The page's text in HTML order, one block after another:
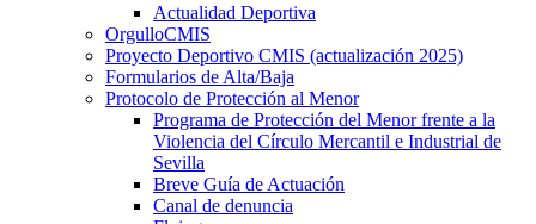
Actualidad Deportiva
OrgulloCMIS
Proyecto Deportivo CMIS (actualización 2025)
Formularios de Alta/Baja
Protocolo de Protección al Menor
Programa de Protección del Menor frente a la
Violencia del Círculo Mercantil e Industrial de
Sevilla
Breve Guía de Actuación
Canal de denuncia